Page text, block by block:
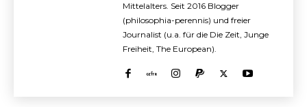
Mittelalters. Seit 2016 Blogger
(philosophia-perennis) und freier
Journalist (u.a. für die Die Zeit, Junge
Freiheit, The European).